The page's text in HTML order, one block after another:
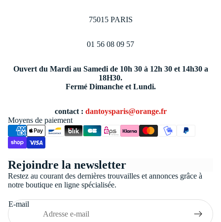
75015 PARIS
01 56 08 09 57
Ouvert du Mardi au Samedi de 10h 30 à 12h 30 et 14h30 a
18H30.
Fermé Dimanche et Lundi.
contact : dantoysparis@orange.fr
Moyens de paiement
Rejoindre la newsletter
Restez au courant des dernières trouvailles et annonces grâce à
notre boutique en ligne spécialisée.
E-mail
Conditions générales de vente
Coordonnées
Politique d’expédition